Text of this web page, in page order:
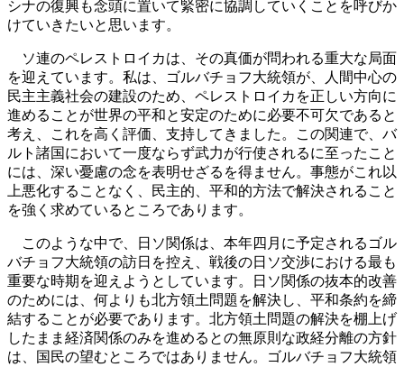
シナの復興も念頭に置いて緊密に協調していくことを呼びか
けていきたいと思います。
ソ連のペレストロイカは、その真価が問われる重大な局面
を迎えています。私は、ゴルバチョフ大統領が、人間中心の
民主主義社会の建設のため、ペレストロイカを正しい方向に
進めることが世界の平和と安定のために必要不可欠であると
考え、これを高く評価、支持してきました。この関連で、バ
ルト諸国において一度ならず武力が行使されるに至ったこと
には、深い憂慮の念を表明せざるを得ません。事態がこれ以
上悪化することなく、民主的、平和的方法で解決されること
を強く求めているところであります。
このような中で、日ソ関係は、本年四月に予定されるゴル
バチョフ大統領の訪日を控え、戦後の日ソ交渉における最も
重要な時期を迎えようとしています。日ソ関係の抜本的改善
のためには、何よりも北方領土問題を解決し、平和条約を締
結することが必要であります。北方領土問題の解決を棚上げ
したまま経済関係のみを進めるとの無原則な政経分離の方針
は、国民の望むところではありません。ゴルバチョフ大統領